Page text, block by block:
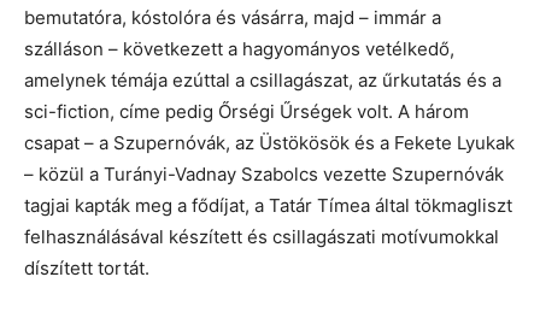
bemutatóra, kóstolóra és vásárra, majd – immár a
szálláson – következett a hagyományos vetélkedő,
amelynek témája ezúttal a csillagászat, az űrkutatás és a
sci-fiction, címe pedig Őrségi Űrségek volt. A három
csapat – a Szupernóvák, az Üstökösök és a Fekete Lyukak
– közül a Turányi-Vadnay Szabolcs vezette Szupernóvák
tagjai kapták meg a fődíjat, a Tatár Tímea által tökmagliszt
felhasználásával készített és csillagászati motívumokkal
díszített tortát.